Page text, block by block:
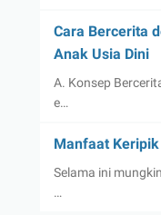
Cara Bercerita
Anak Usia Dini
A. Konsep
e…
Manfaat
Selama ini
…